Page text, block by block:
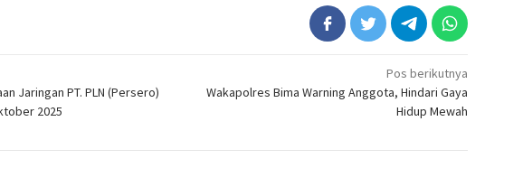
Jaringan PT. PLN (Persero)
2025
Pos berikutnya
Wakapolres Bima Warning Anggota, Hindari Gaya
Hidup Mewah